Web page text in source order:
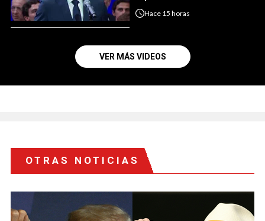
Hace 15 horas
VER MÁS VIDEOS
OTRAS NOTICIAS